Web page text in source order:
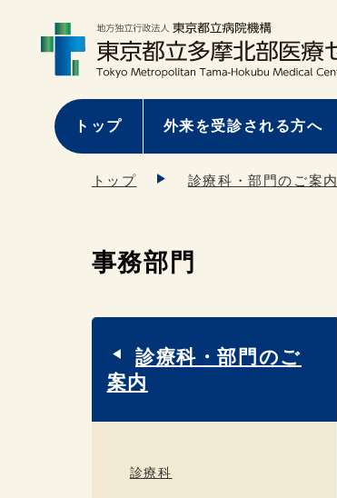
トップ 外来を受診される方へ
トップ 診療科・部門のご案内
事務部門
診療科・部門のご
案内
診療科